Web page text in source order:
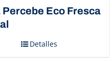
Percebe Eco Fresca
Detalles